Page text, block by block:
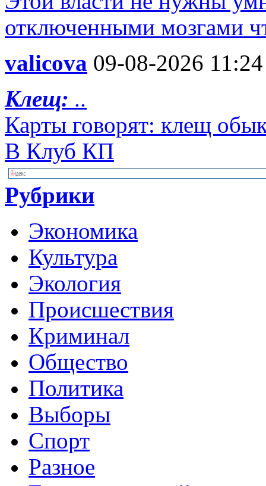
отключенными мозгами
valicova 09-08-2026 11:24
Клещ: ..
Карты говорят: клещ
В Клуб КП
Рубрики
Экономика
Культура
Экология
Происшествия
Криминал
Общество
Политика
Выборы
Спорт
Разное